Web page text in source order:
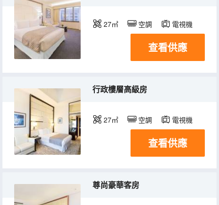
27㎡ 空調 電視機
查看供應
行政樓層高級房
27㎡ 空調 電視機
查看供應
尊尚豪華客房